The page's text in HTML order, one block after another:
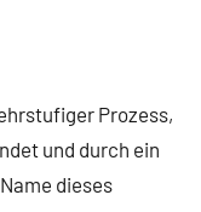
Prozess,
und durch ein
dieses